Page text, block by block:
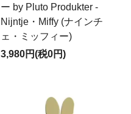
ー by Pluto Produkter -
Nijntje・Miffy (ナインチ
ェ・ミッフィー)
3,980円(税0円)